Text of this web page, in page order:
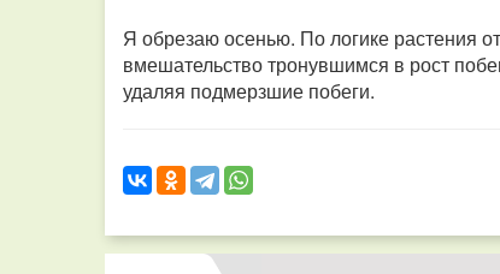
Я обрезаю осенью. По логике растения
вмешательство тронувшимся в рост
удаляя подмерзшие побеги.